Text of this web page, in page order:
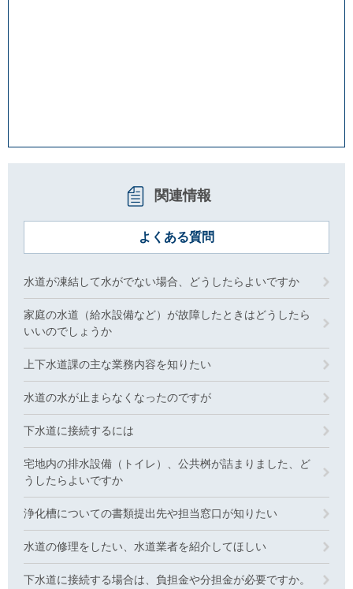
関連情報
よくある質問
水道が凍結して水がでない場合、どうしたらよいですか
家庭の水道（給水設備など）が故障したときはどうしたら
いいのでしょうか
上下水道課の主な業務内容を知りたい
水道の水が止まらなくなったのですが
下水道に接続するには
宅地内の排水設備（トイレ）、公共桝が詰まりました、ど
うしたらよいですか
浄化槽についての書類提出先や担当窓口が知りたい
水道の修理をしたい、水道業者を紹介してほしい
下水道に接続する場合は、負担金や分担金が必要ですか。